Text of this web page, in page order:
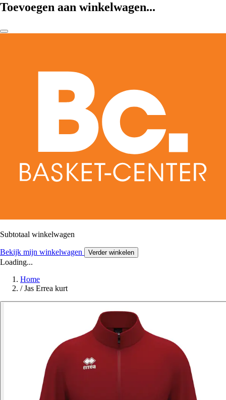
Toevoegen aan winkelwagen...
Subtotaal winkelwagen
Bekijk mijn winkelwagen Verder winkelen
Loading...
Home
/ Jas Errea kurt